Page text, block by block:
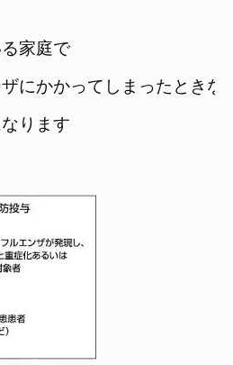
家庭で
にかかってしまったときな
ります